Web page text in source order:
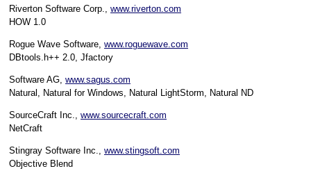
Riverton Software Corp., www.riverton.com
HOW 1.0
Rogue Wave Software, www.roguewave.com
DBtools.h++ 2.0, Jfactory
Software AG, www.sagus.com
Natural, Natural for Windows, Natural LightStorm, Natural ND
SourceCraft Inc., www.sourcecraft.com
NetCraft
Stingray Software Inc., www.stingsoft.com
Objective Blend